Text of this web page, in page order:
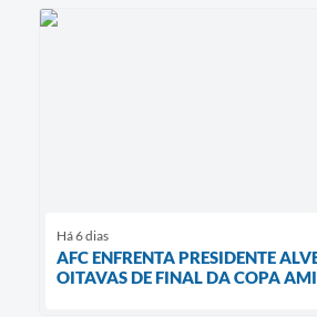
Há 6 dias
AFC ENFRENTA PRESIDENTE
OITAVAS DE FINAL DA COPA